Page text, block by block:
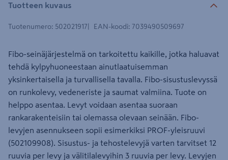
Tuotteen kuvaus
Tuotenumero: 502021917 EAN-koodi: 7039490509697
Fibo-seinäjärjestelmä on tarkoitettu kaikille, jotka haluavat
tehdä kylpyhuoneestaan ainutlaatuisemman
yksinkertaisella ja turvallisella tavalla. Fibo-sisustuslevyssä
on runkolevy, vedeneriste ja saumat valmiina. Tuote on
helppo asentaa. Levyt voidaan asentaa suoraan
rankarakenteisiin tai olemassa olevaan seinään. Fibo-
levyjen asennukseen sopii esimerkiksi PROF-yleisruuvi
(502109908). Sisustus- ja tehostelevyjä varten tarvitset 12
ruuvia per levy ja välitilalevyihin 3 ruuvia per levy. Levyjen